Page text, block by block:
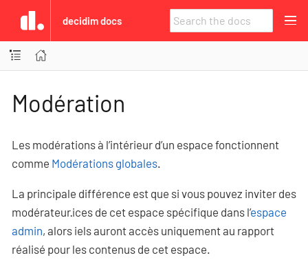
decidim docs
Modération
Les modérations à l’intérieur d’un espace fonctionnent
comme Modérations globales.
La principale différence est que si vous pouvez inviter des
modérateur·ices de cet espace spécifique dans l’espace
admin, alors iels auront accès uniquement au rapport
réalisé pour les contenus de cet espace.